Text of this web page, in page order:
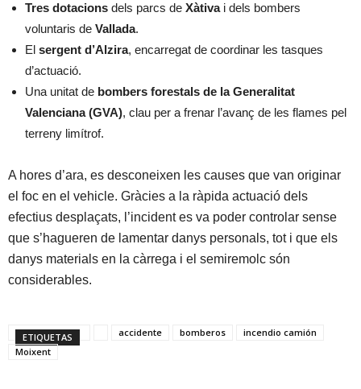
Tres dotacions dels parcs de Xàtivai dels bombers
voluntaris de Vallada.
El sergent d’Alzira, encarregat de coordinar les tasques
d’actuació.
Una unitat de bombers forestals de la Generalitat
Valenciana (GVA), clau per a frenar l’avanç de les flames pel
terreny limítrof.
A hores d’ara, es desconeixen les causes que van originar
el foc en el vehicle. Gràcies a la ràpida actuació dels
efectius desplaçats, l’incident es va poder controlar sense
que s’hagueren de lamentar danys personals, tot i que els
danys materials en la càrrega i el semiremolc són
considerables.
ETIQUETAS accidente bomberos
incendio camión
Moixent